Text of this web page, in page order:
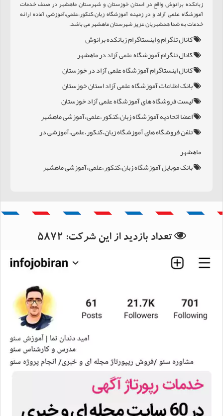
برانوش واقع در استان خوزستان و شهرستان ماهشهر در صنف خدمات
علمی آزاد و در زمینه آموزشگاه زبان،کنکور،علمی،آموزشی آماده ارائه
به شما همشهریان عزیز شهرستان ماهشهر می باشد.
کانال تلگرام و اینستاگرام زبانکده برانوش
کانال تلگرام آموزشگاه علمی آزاد در ماهشهر
کانال اینستاگرام آموزشگاه علمی آزاد در خوزستان
بانک اطلاعات آموزشگاه علمی آزاد استان خوزستان
لیست فروشگاه های آموزشگاه علمی آزاد خوزستان
اعضا اتحادیه آموزشگاه زبان،کنکور،علمی،آموزشی ماهشهر
تلفن فروشگاه های آموزشگاه زبان،کنکور،علمی،آموزشی در
بانک موبایل آموزشگاه زبان،کنکور،علمی،آموزشی ماهشهر
اطلاعات استان خوزستان
اطلاعات شهرستان ماهشهر
تعداد بازدید از این شرکت:5872